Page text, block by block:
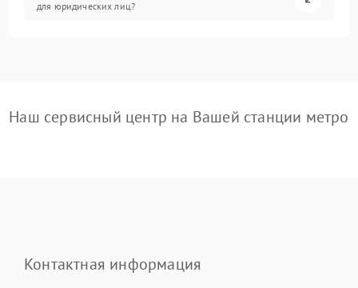
для юридических лиц?
Наш сервисный центр на Вашей станции метро
Контактная информация